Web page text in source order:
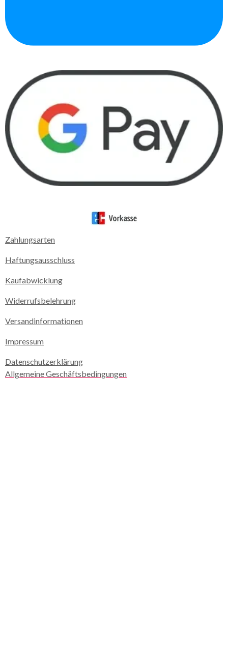
Zahlungsarten
Haftungsausschluss
Kaufabwicklung
Widerrufsbelehrung
Versandinformationen
Impressum
Datenschutzerklärung
Allgemeine Geschäftsbedingungen